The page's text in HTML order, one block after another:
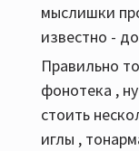
мыслишки
известно -
Правильно
фонотека ,
стоить
иглы ,